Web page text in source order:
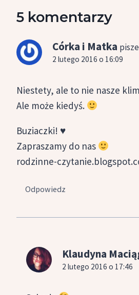
5 komentarzy
Córka i Matka
2 lutego 2016 o 16:09
Niestety, ale to nie nasze
Ale może kiedyś.
Buziaczki! ♥
Zapraszamy do nas
rodzinne-
Odpowiedz
Klaudyna
2 lutego 2016 o 17:46